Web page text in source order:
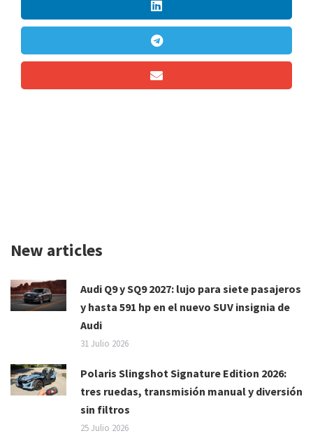
New articles
Audi Q9 y SQ9 2027: lujo para siete pasajeros
y hasta 591 hp en el nuevo SUV insignia de
Audi
31 Julio 2026
Polaris Slingshot Signature Edition 2026:
tres ruedas, transmisión manual y diversión
sin filtros
25 Julio 2026